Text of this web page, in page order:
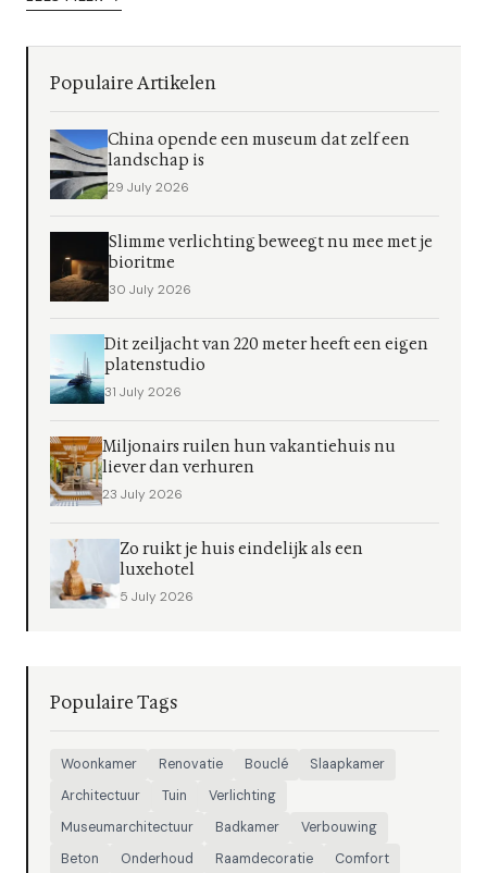
Populaire Artikelen
China opende een museum dat zelf een
landschap is
29 July 2026
Slimme verlichting beweegt nu mee met je
bioritme
30 July 2026
Dit zeiljacht van 220 meter heeft een eigen
platenstudio
31 July 2026
Miljonairs ruilen hun vakantiehuis nu
liever dan verhuren
23 July 2026
Zo ruikt je huis eindelijk als een
luxehotel
5 July 2026
Populaire Tags
Woonkamer Renovatie Bouclé
Slaapkamer
Architectuur
Tuin
Verlichting
Museumarchitectuur
Badkamer
Verbouwing
Beton
Onderhoud Raamdecoratie
Comfort